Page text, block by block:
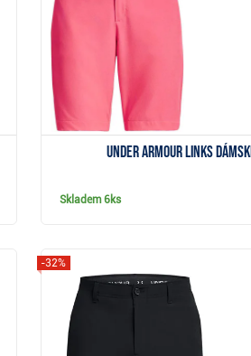
Under Armour Links
Skladem6ks
-32%